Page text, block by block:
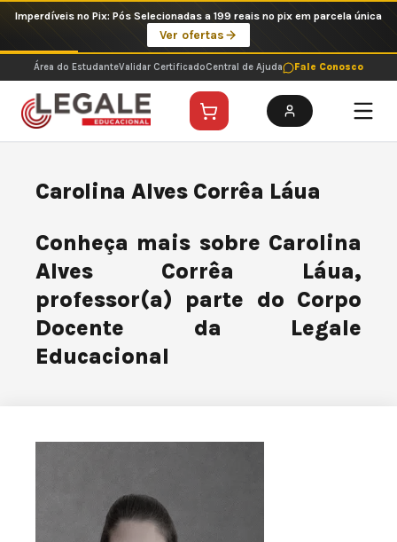
o
conteúdo
Imperdíveis no Pix: Pós Selecionadas a 199 reais no pix em parcela única
Ver ofertas
Área do EstudanteValidar CertificadoCentral de Ajuda Fale Conosco
Carolina Alves Corrêa Láua
Conheça mais sobre Carolina
Alves Corrêa Láua,
professor(a) parte do Corpo
Docente da Legale
Educacional